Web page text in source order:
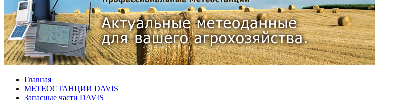
Главная
МЕТЕОСТАНЦИИ DAVIS
Запасные части DAVIS